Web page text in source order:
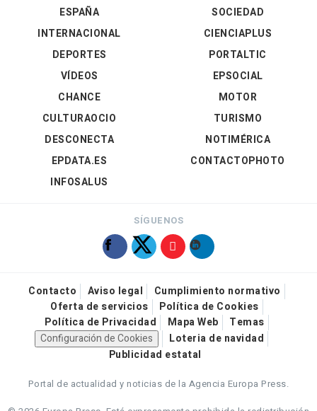
ESPAÑA
INTERNACIONAL
DEPORTES
VÍDEOS
SOCIEDAD
CIENCIAPLUS
PORTALTIC
EPSOCIAL
CHANCE
CULTURAOCIO
DESCONECTA
EPDATA.ES
INFOSALUS
MOTOR
TURISMO
NOTIMÉRICA
CONTACTOPHOTO
SÍGUENOS
Contacto Aviso legal
Cumplimiento normativo
Oferta de servicios
Política de Cookies
Política de Privacidad
Mapa Web
Temas
Configuración de Cookies
Loteria de navidad
Publicidad estatal
Portal de actualidad y noticias de la Agencia Europa Press.